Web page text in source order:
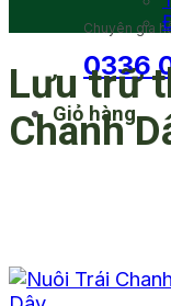
Chuyên gia
0336
Giỏ hàng
Lưu trữ
Chanh